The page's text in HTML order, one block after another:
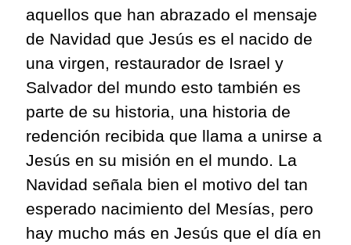
aquellos que han abrazado el mensaje
de Navidad que Jesús es el nacido de
una virgen, restaurador de Israel y
Salvador del mundo esto también es
parte de su historia, una historia de
redención recibida que llama a unirse a
Jesús en su misión en el mundo. La
Navidad señala bien el motivo del tan
esperado nacimiento del Mesías, pero
hay mucho más en Jesús que el día en